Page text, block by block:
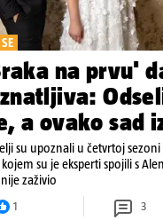
na prvu'
a ovako sad
su upoznali u četvrtoj sezoni
su je eksperti spojili s
zaživio
1 3